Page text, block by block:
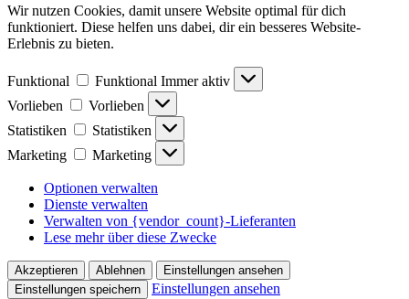
Wir nutzen Cookies, damit unsere Website optimal für dich
funktioniert. Diese helfen uns dabei, dir ein besseres Website-
Erlebnis zu bieten.
Funktional Funktional Immer aktiv
Vorlieben
Vorlieben
Statistiken
Statistiken
Marketing
Marketing
Optionen verwalten
Dienste verwalten
Verwalten von {vendor_count}-Lieferanten
Lese mehr über diese Zwecke
Akzeptieren Ablehnen
Einstellungen ansehen
Einstellungen speichern
Einstellungen ansehen